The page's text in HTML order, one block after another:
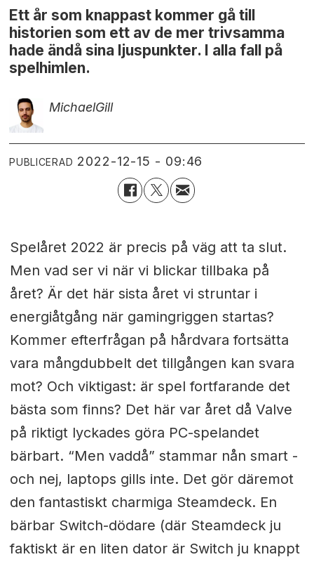
Ett år som knappast kommer gå till
historien som ett av de mer trivsamma
hade ändå sina ljuspunkter. I alla fall på
spelhimlen.
MichaelGill
PUBLICERAD 2022-12-15 - 09:46
Spelåret 2022 är precis på väg att ta slut.
Men vad ser vi när vi blickar tillbaka på
året? Är det här sista året vi struntar i
energiåtgång när gamingriggen startas?
Kommer efterfrågan på hårdvara fortsätta
vara mångdubbelt det tillgången kan svara
mot? Och viktigast: är spel fortfarande det
bästa som finns? Det här var året då Valve
på riktigt lyckades göra PC-spelandet
bärbart. “Men vaddå” stammar nån smart -
och nej, laptops gills inte. Det gör däremot
den fantastiskt charmiga Steamdeck. En
bärbar Switch-dödare (där Steamdeck ju
faktiskt är en liten dator är Switch ju knappt